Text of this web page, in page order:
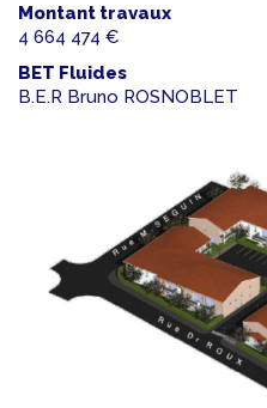
Montant travaux
4 664 474 €
BET Fluides
B.E.R Bruno ROSNOBLET